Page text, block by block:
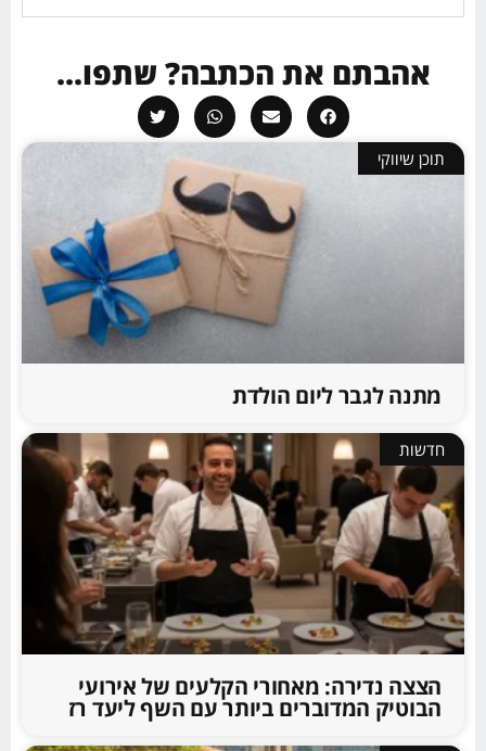
אהבתם את הכתבה? שתפו...
תוכן שיווקי
מתנה לגבר ליום הולדת
חדשות
הצצה נדירה: מאחורי הקלעים של אירועי
הבוטיק המדוברים ביותר עם השף ליעד רז